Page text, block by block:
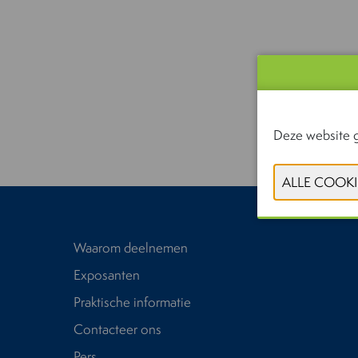
Waarom deelnemen
Exposanten
Praktische informatie
Contacteer ons
Deze website